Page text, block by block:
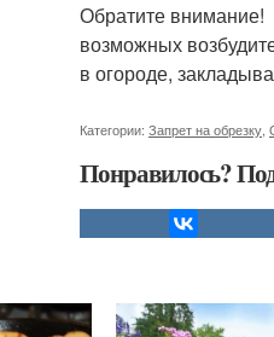
Обратите внимание!
возможных
в огороде,
Категории: Запрет на обрезку
Понравилось?